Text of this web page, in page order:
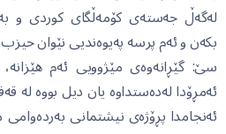
لەگەڵ جەستەی کۆمەڵگای کوردی و
بکەن و ئەم پرسە پەیوەندیی نێوان حیزب
سێ: گێڕانەوەی مێژوویی ئەم
ئەمڕۆدا لەدەستداوە یان دیل بووە لە
ئەنجامدا پڕۆژەی نیشتمانی